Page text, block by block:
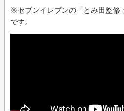
※セブンイレブンの「とみ田監修
です。